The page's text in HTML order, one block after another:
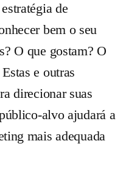
de
bem o seu
O que gostam? O
e outras
direcionar suas
alvo ajudará a
mais adequada